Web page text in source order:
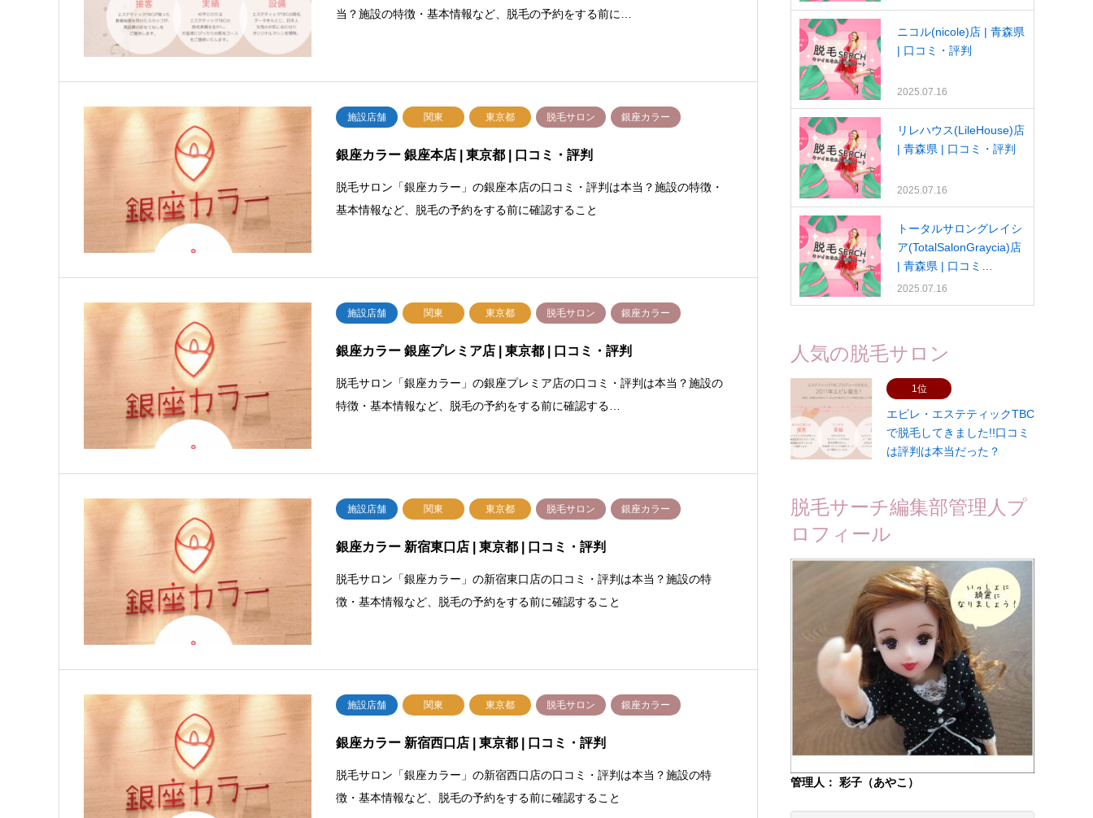
当？施設の特徴・基本情報など、脱毛の予約をする前に…
施設店舗 関東 東京都 脱毛サロン 銀座カラー
銀座カラー 銀座本店 | 東京都 | 口コミ・評判
脱毛サロン「銀座カラー」の銀座本店の口コミ・評判は本当？施設の特徴・
基本情報など、脱毛の予約をする前に確認すること
施設店舗 関東 東京都 脱毛サロン 銀座カラー
銀座カラー 銀座プレミア店 | 東京都 | 口コミ・評判
脱毛サロン「銀座カラー」の銀座プレミア店の口コミ・評判は本当？施設の
特徴・基本情報など、脱毛の予約をする前に確認する…
施設店舗 関東 東京都 脱毛サロン 銀座カラー
銀座カラー 新宿東口店 | 東京都 | 口コミ・評判
脱毛サロン「銀座カラー」の新宿東口店の口コミ・評判は本当？施設の特
徴・基本情報など、脱毛の予約をする前に確認すること
施設店舗 関東 東京都 脱毛サロン 銀座カラー
銀座カラー 新宿西口店 | 東京都 | 口コミ・評判
脱毛サロン「銀座カラー」の新宿西口店の口コミ・評判は本当？施設の特
徴・基本情報など、脱毛の予約をする前に確認すること
ニコル(nicole)店 | 青森県
| 口コミ・評判
2025.07.16
リレハウス(LileHouse)店
| 青森県 | 口コミ・評判
2025.07.16
トータルサロングレイシ
ア(TotalSalonGraycia)店
| 青森県 | 口コミ…
2025.07.16
人気の脱毛サロン
1位
エピレ・エステティックTBC
で脱毛してきました!!口コミ
は評判は本当だった？
脱毛サーチ編集部管理人プ
ロフィール
管理人： 彩子（あやこ）